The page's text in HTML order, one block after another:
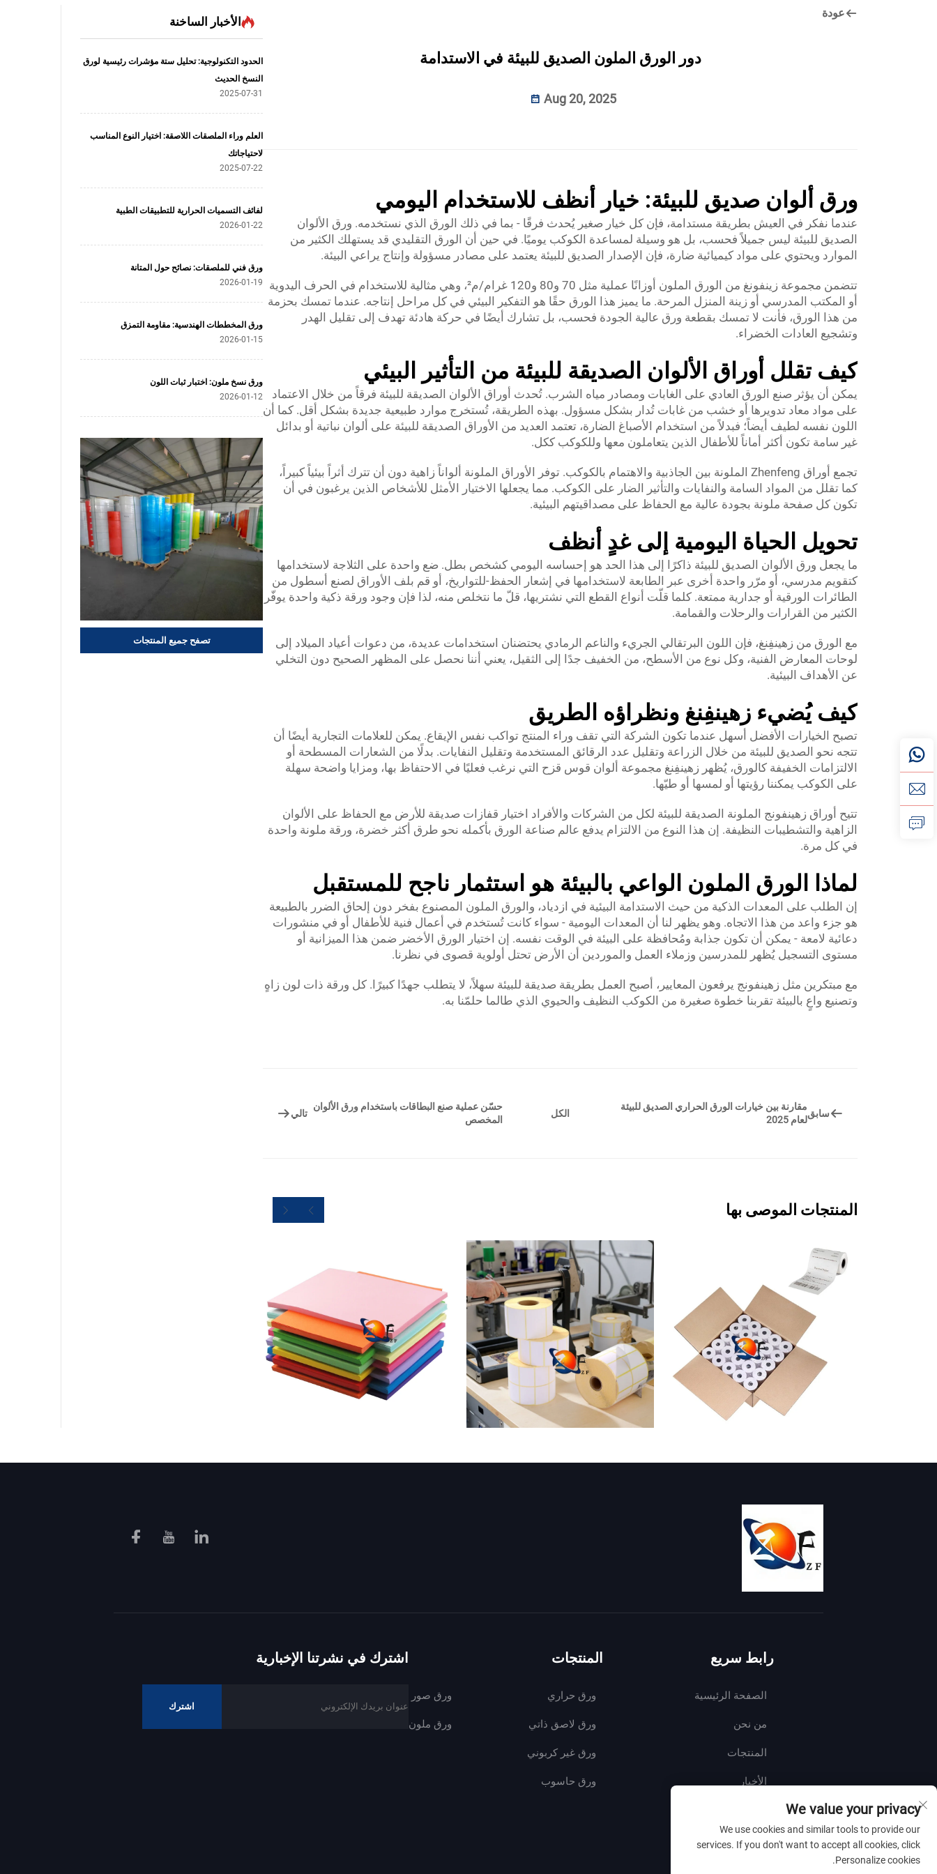
عودة
دور الورق الملون الصديق للبيئة في الاستدامة
Aug 20, 2025
ورق ألوان صديق للبيئة: خيار أنظف للاستخدام اليومي
عندما نفكر في العيش بطريقة مستدامة، فإن كل خيار صغير يُحدث فرقًا - بما في ذلك الورق الذي نستخدمه. ورق الألوان
الصديق للبيئة ليس جميلاً فحسب، بل هو وسيلة لمساعدة الكوكب يوميًا. في حين أن الورق التقليدي قد يستهلك الكثير من
الموارد ويحتوي على مواد كيميائية ضارة، فإن الإصدار الصديق للبيئة يعتمد على مصادر مسؤولة وإنتاج يراعي البيئة.
تتضمن مجموعة زينفونغ من الورق الملون أوزانًا عملية مثل 70 و80 و120 غرام/م²، وهي مثالية للاستخدام في الحرف اليدوية
أو المكتب المدرسي أو زينة المنزل المرحة. ما يميز هذا الورق حقًا هو التفكير البيئي في كل مراحل إنتاجه. عندما تمسك بحزمة
من هذا الورق، فأنت لا تمسك بقطعة ورق عالية الجودة فحسب، بل تشارك أيضًا في حركة هادئة تهدف إلى تقليل الهدر
وتشجيع العادات الخضراء.
كيف تقلل أوراق الألوان الصديقة للبيئة من التأثير البيئي
يمكن أن يؤثر صنع الورق العادي على الغابات ومصادر مياه الشرب. تُحدث أوراق الألوان الصديقة للبيئة فرقاً من خلال الاعتماد
على مواد معاد تدويرها أو خشب من غابات تُدار بشكل مسؤول. بهذه الطريقة، تُستخرج موارد طبيعية جديدة بشكل أقل. كما أن
اللون نفسه لطيف أيضاً؛ فبدلاً من استخدام الأصباغ الضارة، تعتمد العديد من الأوراق الصديقة للبيئة على ألوان نباتية أو بدائل
غير سامة تكون أكثر أماناً للأطفال الذين يتعاملون معها وللكوكب ككل.
تجمع أوراق Zhenfeng الملونة بين الجاذبية والاهتمام بالكوكب. توفر الأوراق الملونة ألواناً زاهية دون أن تترك أثراً بيئياً كبيراً،
كما تقلل من المواد السامة والنفايات والتأثير الضار على الكوكب. مما يجعلها الاختيار الأمثل للأشخاص الذين يرغبون في أن
تكون كل صفحة ملونة بجودة عالية مع الحفاظ على مصداقيتهم البيئية.
تحويل الحياة اليومية إلى غدٍ أنظف
ما يجعل ورق الألوان الصديق للبيئة ذاكرًا إلى هذا الحد هو إحساسه اليومي كشخص بطل. ضع واحدة على الثلاجة لاستخدامها
كتقويم مدرسي، أو مرّر واحدة أخرى عبر الطابعة لاستخدامها في إشعار الحفظ-للتواريخ، أو قم بلف الأوراق لصنع أسطول من
الطائرات الورقية أو جدارية ممتعة. كلما قلّت أنواع القطع التي نشتريها، قلّ ما نتخلص منه، لذا فإن وجود ورقة ذكية واحدة يوفّر
الكثير من القرارات والرحلات والقمامة.
مع الورق من زهينفِنغ، فإن اللون البرتقالي الجريء والناعم الرمادي يحتضنان استخدامات عديدة، من دعوات أعياد الميلاد إلى
لوحات المعارض الفنية، وكل نوع من الأسطح، من الخفيف جدًا إلى الثقيل، يعني أننا نحصل على المظهر الصحيح دون التخلي
عن الأهداف البيئية.
كيف يُضيء زهينفِنغ ونظراؤه الطريق
تصبح الخيارات الأفضل أسهل عندما تكون الشركة التي تقف وراء المنتج تواكب نفس الإيقاع. يمكن للعلامات التجارية أيضًا أن
تتجه نحو الصديق للبيئة من خلال الزراعة وتقليل عدد الرقائق المستخدمة وتقليل النفايات. بدلًا من الشعارات المسطحة أو
الالتزامات الخفيفة كالورق، يُظهر زهينفِنغ مجموعة ألوان قوس قزح التي نرغب فعليًا في الاحتفاظ بها، ومزايا واضحة سهلة
على الكوكب يمكننا رؤيتها أو لمسها أو طيّها.
تتيح أوراق زهينفونج الملونة الصديقة للبيئة لكل من الشركات والأفراد اختيار قفازات صديقة للأرض مع الحفاظ على الألوان
الزاهية والتشطيبات النظيفة. إن هذا النوع من الالتزام يدفع عالم صناعة الورق بأكمله نحو طرق أكثر خضرة، ورقة ملونة واحدة
في كل مرة.
لماذا الورق الملون الواعي بالبيئة هو استثمار ناجح للمستقبل
إن الطلب على المعدات الذكية من حيث الاستدامة البيئية في ازدياد، والورق الملون المصنوع بفخر دون إلحاق الضرر بالطبيعة
هو جزء واعد من هذا الاتجاه. وهو يظهر لنا أن المعدات اليومية - سواء كانت تُستخدم في أعمال فنية للأطفال أو في منشورات
دعائية لامعة - يمكن أن تكون جذابة ومُحافظة على البيئة في الوقت نفسه. إن اختيار الورق الأخضر ضمن هذا الميزانية أو
مستوى التسجيل يُظهر للمدرسين وزملاء العمل والموردين أن الأرض تحتل أولوية قصوى في نظرنا.
مع مبتكرين مثل زهينفونج يرفعون المعايير، أصبح العمل بطريقة صديقة للبيئة سهلاً، لا يتطلب جهدًا كبيرًا. كل ورقة ذات لون زاهٍ
وتصنيع واعٍ بالبيئة تقربنا خطوة صغيرة من الكوكب النظيف والحيوي الذي طالما حلمّنا به.
سابق
مقارنة بين خيارات الورق الحراري الصديق للبيئة
لعام 2025
الكل
حسّن عملية صنع البطاقات باستخدام ورق الألوان
المخصص
تالي
المنتجات الموصى بها
الأخبار الساخنة
الحدود التكنولوجية: تحليل ستة مؤشرات رئيسية لورق
النسخ الحديث
2025-07-31
العلم وراء الملصقات اللاصقة: اختيار النوع المناسب
لاحتياجاتك
2025-07-22
لفائف التسميات الحرارية للتطبيقات الطبية
2026-01-22
ورق فني للملصقات: نصائح حول المتانة
2026-01-19
ورق المخططات الهندسية: مقاومة التمزق
2026-01-15
ورق نسخ ملون: اختبار ثبات اللون
2026-01-12
تصفح جميع المنتجات
رابط سريع
الصفحة الرئيسية
من نحن
المنتجات
الأخبار
المنتجات
ورق حراري
ورق لاصق ذاتي
ورق غير كربوني
ورق حاسوب
ورق صور
ورق ملون
اشترك في نشرتنا الإخبارية
اشترك
We value your privacy
We use cookies and similar tools to provide our
services. If you don't want to accept all cookies, click
Personalize cookies.